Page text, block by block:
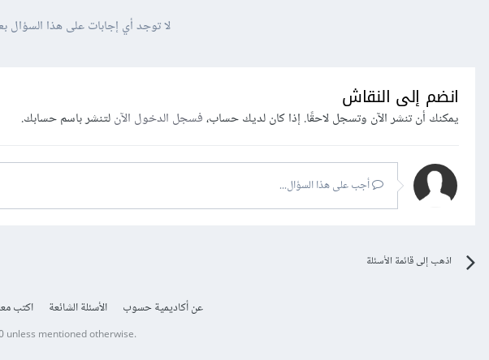
لا توجد أي إجابات على هذا السؤال
انضم إلى النقاش
يمكنك أن تنشر الآن وتسجل لاحقًا. إذا كان لديك حساب،فسجل الدخول الآنلتنشر باسم حسابك.
أجب على هذا السؤال...
اذهب إلى قائمة الأسئلة
عن أكاديمية حسوب الأسئلة الشائعة اكتب
unless mentioned otherwise.